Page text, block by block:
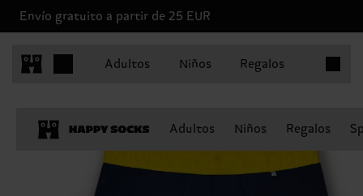
Envío gratuito a partir de 25 EUR
Adultos Niños Regalos
Adultos Niños Regalos